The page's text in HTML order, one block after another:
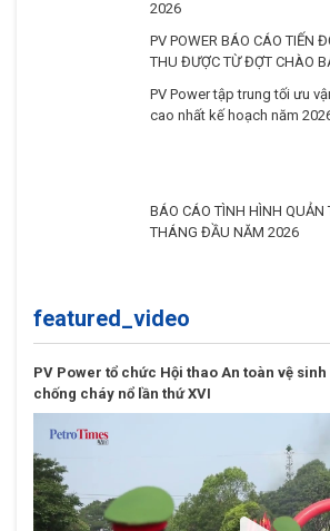
THÔNG CÁO NHÀ ĐẦU TƯ
2026
PV POWER BÁO CÁO TIẾN
PV Power tập trung tối ưu
cao nhất kế hoạch năm 2026
featured_video
PV Power tổ chức Hội thao An toàn vệ sinh
chống cháy nổ lần thứ XVI